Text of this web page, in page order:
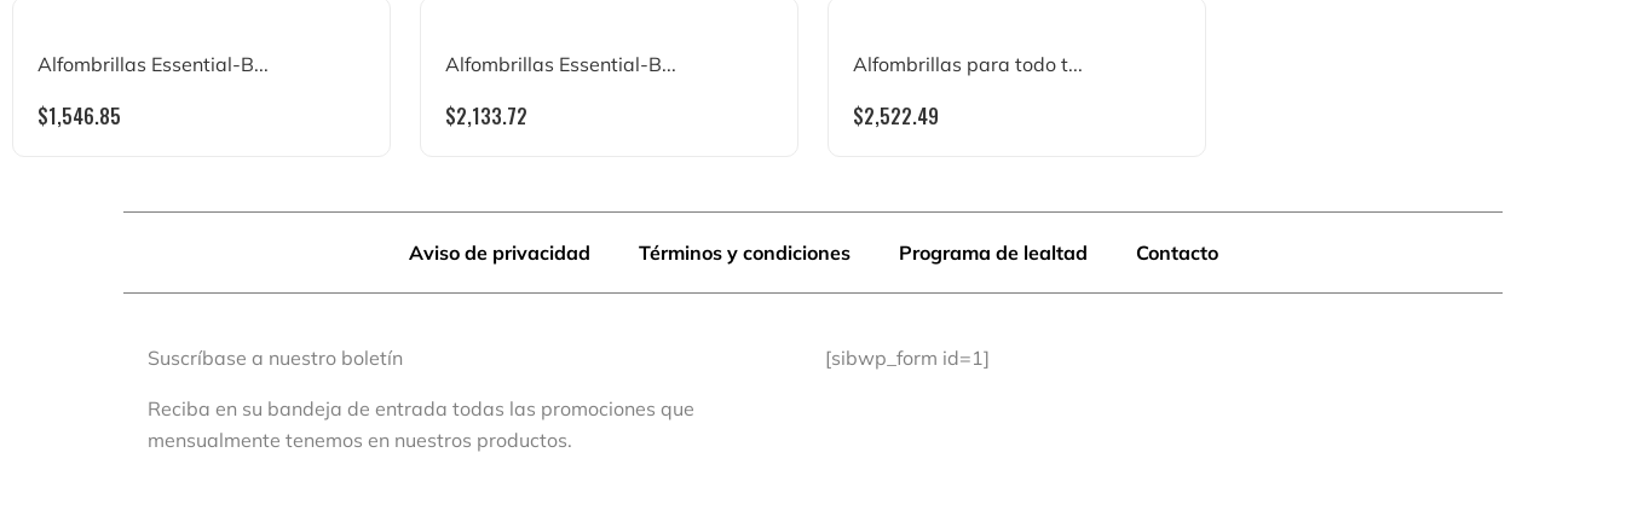
Alfombrillas Essential-B...
$1,546.85
Alfombrillas Essential-B...
$2,133.72
Alfombrillas para todo t...
$2,522.49
Aviso de privacidad Términos y condiciones Programa de lealtad Contacto
Suscríbase a nuestro boletín
Reciba en su bandeja de entrada todas las promociones que
mensualmente tenemos en nuestros productos.
[sibwp_form id=1]